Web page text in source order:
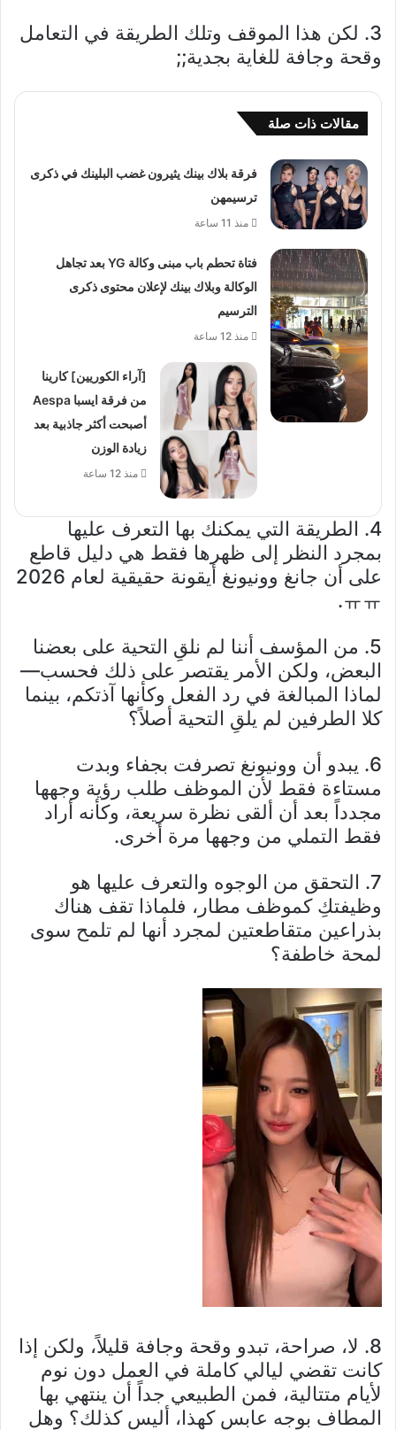
3. لكن هذا الموقف وتلك الطريقة في التعامل
وقحة وجافة للغاية بجدية;;
مقالات ذات صلة
فرقة بلاك بينك يثيرون غضب البلينك في ذكرى
ترسيمهن
منذ 11 ساعة
فتاة تحطم باب مبنى وكالة YG بعد تجاهل
الوكالة وبلاك بينك لإعلان محتوى ذكرى
الترسيم
منذ 12 ساعة
[آراء الكوريين] كارينا
من فرقة ايسبا Aespa
أصبحت أكثر جاذبية بعد
زيادة الوزن
منذ 12 ساعة
4. الطريقة التي يمكنك بها التعرف عليها
بمجرد النظر إلى ظهرها فقط هي دليل قاطع
على أن جانغ وونيونغ أيقونة حقيقية لعام 2026
ㅠㅠ.
5. من المؤسف أننا لم نلقِ التحية على بعضنا
البعض، ولكن الأمر يقتصر على ذلك فحسب—
لماذا المبالغة في رد الفعل وكأنها آذتكم، بينما
كلا الطرفين لم يلقِ التحية أصلاً؟
6. يبدو أن وونيونغ تصرفت بجفاء وبدت
مستاءة فقط لأن الموظف طلب رؤية وجهها
مجدداً بعد أن ألقى نظرة سريعة، وكأنه أراد
فقط التملي من وجهها مرة أخرى.
7. التحقق من الوجوه والتعرف عليها هو
وظيفتكِ كموظف مطار، فلماذا تقف هناك
بذراعين متقاطعتين لمجرد أنها لم تلمح سوى
لمحة خاطفة؟
8. لا، صراحة، تبدو وقحة وجافة قليلاً، ولكن إذا
كانت تقضي ليالي كاملة في العمل دون نوم
لأيام متتالية، فمن الطبيعي جداً أن ينتهي بها
المطاف بوجه عابس كهذا، أليس كذلك؟ وهل